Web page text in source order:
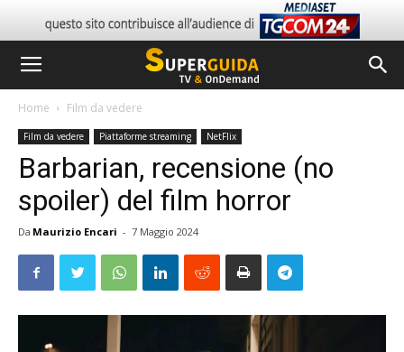
Home Film da vedere
Film da vedere Piattaforme streaming NetFlix
Barbarian, recensione (no
spoiler) del film horror
Da Maurizio Encari - 7 Maggio 2024